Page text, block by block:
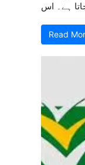
Read